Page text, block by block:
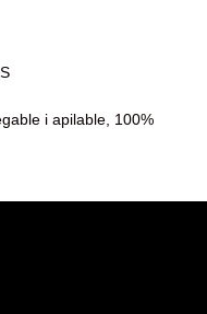
i apilable, 100%